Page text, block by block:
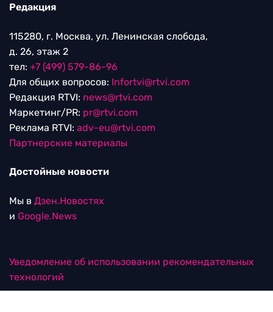
Редакция
115280, г. Москва, ул. Ленинская слобода,
д. 26, этаж 2
тел: +7 (499) 579-86-96
Для общих вопросов: Infortvi@rtvi.com
Редакция RTVI: news@rtvi.com
Маркетинг/PR: pr@rtvi.com
Реклама RTVI: adv-eu@rtvi.com
Партнерские материалы
Достойные новости
Мы в Дзен.Новостях
и Google.News
Уведомление об использовании рекомендательных
технологий